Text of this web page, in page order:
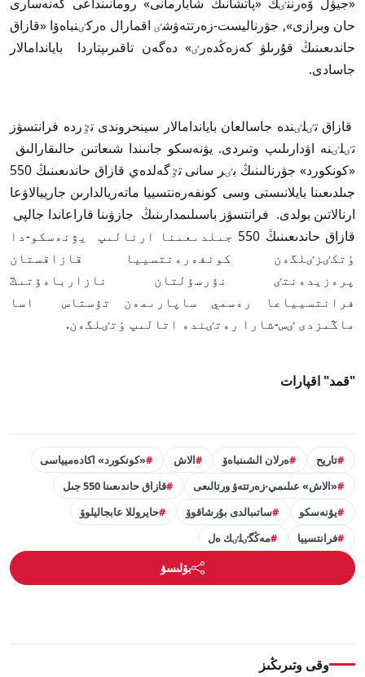
«جيۋل ۆەرننٸڭ «پاتشانىڭ شابارمانى» رومانىنداعى كەنەسارى
حان وبرازى», جۋرناليست-زەرتتەۋشٸ اقمارال ەركٸنباەۆا «قازاق
حاندىعىنىڭ قۇرىلۋ كەزەڭدەرٸ» دەگەن تاقىرىپتاردا باياندامالار
جاسادى.
قازاق تٸلٸندە جاسالعان باياندامالار سينحروندى تٷردە فرانتسۋز
تٸلٸنە اۋدارىلىپ وتىردى. يۋنەسكو جانىندا شىعاتىن حالىقارالىق
«كونكورد» جۋرنالىنىڭ بٸر سانى تٷگەلدەي قازاق حاندىعىنىڭ 550
جىلدىعىنا بايلانىستى وسى كونفەرەنتسييا ماتەريالدارىن جارييالاۋعا
ارنالاتىن بولدى. فرانتسۋز باسىلىمدارىنىڭ جازۋىنا قاراعاندا جالپى
قازاق حاندىعىنىڭ 550 جىلدىعىنا ارنالىپ يۋنەسكو-دا
ٶتكٸزٸلگەن كونفەرەنتسييا قازاقستان
پرەزيدەنتٸ نۇرسۇلتان نازارباەۆتىڭ
فرانتسيياعا رەسمي ساپارىمەن تۇستاس اسا
ماڭىزدى ٸس-شارا رەتٸندە اتالىپ ٶتٸلگەن.
"قمد" اقپارات
تاريح ەرلان الشىنباەۆ الاش
«كونكورد» اكادەميياسى
«الاش» عىلىمي-زەرتتەۋ ورتالىعى
قازاق حاندىعىنا 550 جىل
يۋنەسكو
ساتىبالدى بۇرشاقوۆ
حايروللا عابجاليلوۆ
فرانتسييا
مەڭگٸلٸك ەل
بۆلىسۋ
وقى وتىرىڭىز